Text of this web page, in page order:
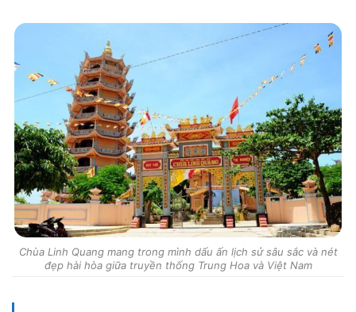
Chùa Linh Quang mang trong mình dấu ấn lịch sử sâu sắc và nét
đẹp hài hòa giữa truyền thống Trung Hoa và Việt Nam